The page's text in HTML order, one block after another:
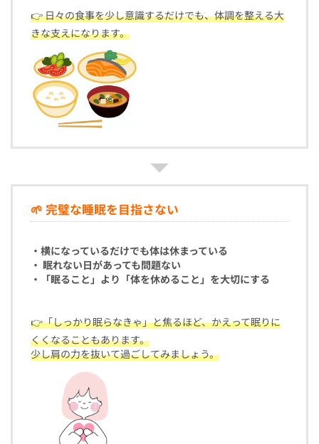
👉 日々の食事を少し意識するだけでも、体調を整える大
きな支えになります。
🌱 完璧な睡眠を目指さない
・横になっているだけでも体は休まっている
・ 眠れない日があっても問題ない
・「眠ること」より「体を休めること」を大切にする
👉「しっかり眠らなきゃ」と焦るほど、かえって眠りに
くくなることもあります。
少し肩の力を抜いて過ごしてみましょう。